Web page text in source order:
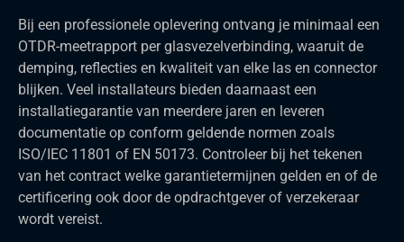
Bij een professionele oplevering ontvang je minimaal een
OTDR-meetrapport per glasvezelverbinding, waaruit de
demping, reflecties en kwaliteit van elke las en connector
blijken. Veel installateurs bieden daarnaast een
installatiegarantie van meerdere jaren en leveren
documentatie op conform geldende normen zoals
ISO/IEC 11801 of EN 50173. Controleer bij het tekenen
van het contract welke garantietermijnen gelden en of de
certificering ook door de opdrachtgever of verzekeraar
wordt vereist.